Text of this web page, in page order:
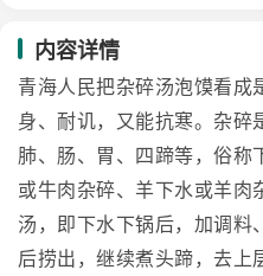
内容详情
青海人民把杂碎汤泡馍看成
身、耐讥，又能抗寒。杂碎
肺、肠、胃、四蹄等，俗称
或牛肉杂碎、羊下水或羊肉
汤，即下水下锅后，加调料
后捞出，继续煮头蹄，去